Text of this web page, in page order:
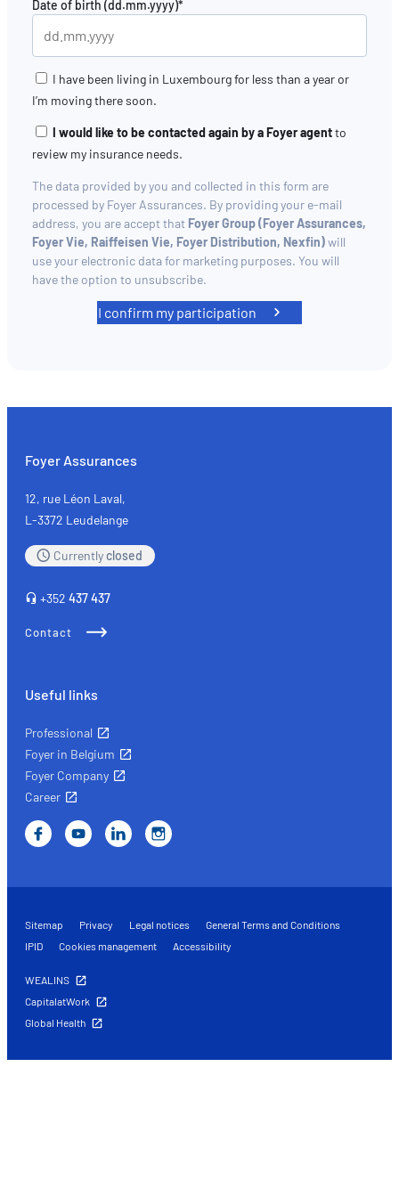
Date of birth (dd.mm.yyyy)*
I have been living in Luxembourg for less than a year or
I’m moving there soon.
I would like to be contacted again by a Foyer agentto
review my insurance needs.
The data provided by you and collected in this form are
processed by Foyer Assurances. By providing your e-mail
address, you are accept that Foyer Group (Foyer Assurances,
Foyer Vie, Raiffeisen Vie, Foyer Distribution, Nexfin)will
use your electronic data for marketing purposes. You will
have the option to unsubscribe.
I confirm my participation
Foyer Assurances
12, rue Léon Laval,
L-3372 Leudelange
Currentlyclosed
+352 437 437
Contact
Useful links
Professional
Foyer in Belgium
Foyer Company
Career
Sitemap Privacy Legal notices
General Terms and Conditions
IPID
Cookies management Accessibility
WEALINS
CapitalatWork
Global Health